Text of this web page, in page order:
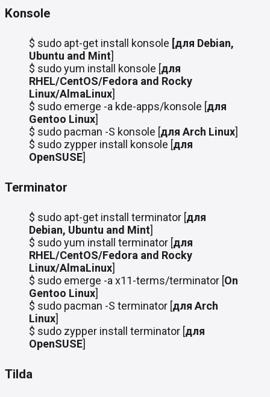
Konsole
$ sudo apt-get install konsole [для Debian,
Ubuntu and Mint]
$ sudo yum install konsole [для
RHEL/CentOS/Fedora and Rocky
Linux/AlmaLinux]
$ sudo emerge -a kde-apps/konsole [для
Gentoo Linux]
$ sudo pacman -S konsole [для Arch Linux]
$ sudo zypper install konsole [для
OpenSUSE]
Terminator
$ sudo apt-get install terminator [для
Debian, Ubuntu and Mint]
$ sudo yum install terminator [для
RHEL/CentOS/Fedora and Rocky
Linux/AlmaLinux]
$ sudo emerge -a x11-terms/terminator [On
Gentoo Linux]
$ sudo pacman -S terminator [для Arch
Linux]
$ sudo zypper install terminator [для
OpenSUSE]
Tilda